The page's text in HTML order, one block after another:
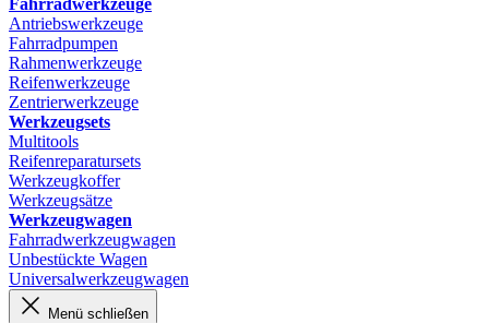
Antriebswerkzeuge
Fahrradpumpen
Rahmenwerkzeuge
Reifenwerkzeuge
Zentrierwerkzeuge
Werkzeugsets
Multitools
Reifenreparatursets
Werkzeugkoffer
Werkzeugsätze
Werkzeugwagen
Fahrradwerkzeugwagen
Unbestückte Wagen
Universalwerkzeugwagen
Menü schließen